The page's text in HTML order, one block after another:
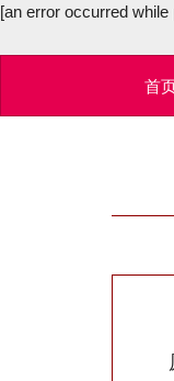
[an error occurred
首
原